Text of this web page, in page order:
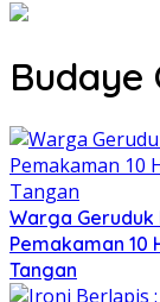
Budaye
Warga Geruduk
Pemakaman 10
Tangan